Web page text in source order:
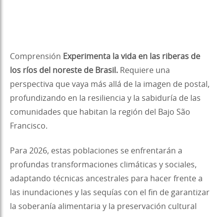
Comprensión Experimenta la vida en las riberas de
los ríos del noreste de Brasil. Requiere una
perspectiva que vaya más allá de la imagen de postal,
profundizando en la resiliencia y la sabiduría de las
comunidades que habitan la región del Bajo São
Francisco.
Para 2026, estas poblaciones se enfrentarán a
profundas transformaciones climáticas y sociales,
adaptando técnicas ancestrales para hacer frente a
las inundaciones y las sequías con el fin de garantizar
la soberanía alimentaria y la preservación cultural